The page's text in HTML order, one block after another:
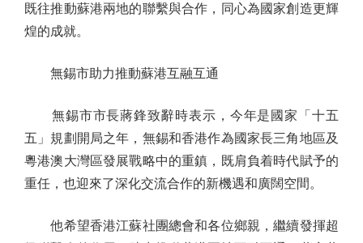
既往推動蘇港兩地的聯繫與合作，同心為國家創造更輝
煌的成就。
無錫市助力推動蘇港互融互通
無錫市市長蔣鋒致辭時表示，今年是國家「十五
五」規劃開局之年，無錫和香港作為國家長三角地區及
粵港澳大灣區發展戰略中的重鎮，既肩負着時代賦予的
重任，也迎來了深化交流合作的新機遇和廣闊空間。
他希望香港江蘇社團總會和各位鄉親，繼續發揮超